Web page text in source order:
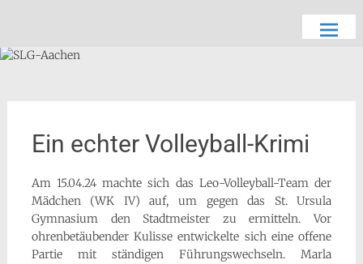
Ein echter Volleyball-Krimi
Am 15.04.24 machte sich das Leo-Volleyball-Team der
Mädchen (WK IV) auf, um gegen das St. Ursula
Gymnasium den Stadtmeister zu ermitteln. Vor
ohrenbetäubender Kulisse entwickelte sich eine offene
Partie mit ständigen Führungswechseln. Marla